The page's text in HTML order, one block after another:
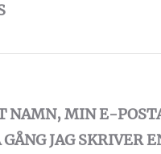
NAMN, MIN E-
JAG SKRIVER